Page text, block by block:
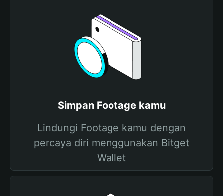
Simpan Footage kamu
Lindungi Footage kamu dengan
percaya diri menggunakan Bitget
Wallet